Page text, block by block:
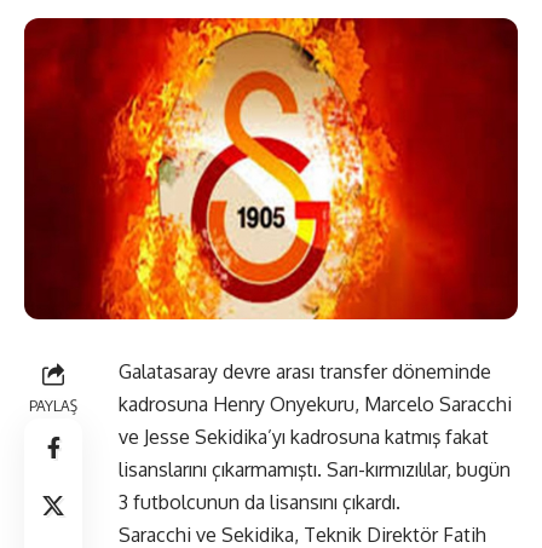
PAYLAŞ
Galatasaray devre arası transfer döneminde
kadrosuna Henry Onyekuru, Marcelo Saracchi
ve Jesse Sekidika’yı kadrosuna katmış fakat
lisanslarını çıkarmamıştı. Sarı-kırmızılılar, bugün
3 futbolcunun da lisansını çıkardı.
Saracchi ve Sekidika, Teknik Direktör Fatih